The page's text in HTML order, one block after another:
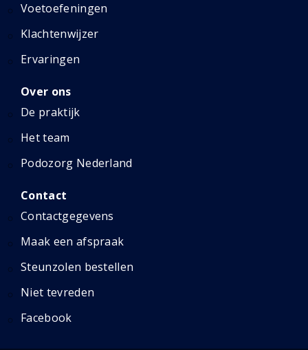
Voetoefeningen
Klachtenwijzer
Ervaringen
Over ons
De praktijk
Het team
Podozorg Nederland
Contact
Contactgegevens
Maak een afspraak
Steunzolen bestellen
Niet tevreden
Facebook